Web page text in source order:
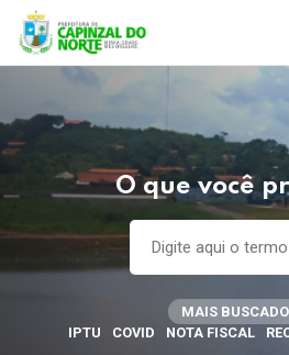
O que você
MAIS
IPTU
COVID NOTA FISCAL